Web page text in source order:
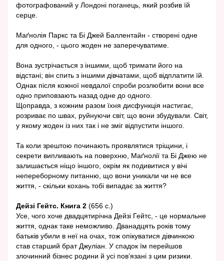
фотографований у Лондоні поганець, який розбив їй
серце.
Маґнолія Паркс та Бі Джей Баллентайн - створені одне
для одного, - цього жоден не заперечуватиме.
Вона зустрічається з іншими, щоб тримати його на
відстані; він спить з іншими дівчатами, щоб відплатити їй.
Однак після кожної невдалої спроби розлюбити вони все
одно приповзають назад одне до одного.
Щоправда, з кожним разом їхня дисфункція настигає,
розриває по швах, руйнуючи світ, що вони збудували. Світ,
у якому жоден із них так і не зміг відпустити іншого.
Та коли зрештою починають проявлятися тріщини, і
секрети випливають на поверхню, Маґнолії та Бі Джею не
залишається ніщо іншого, окрім як подивитися у вічі
непереборному питанню, що вони уникали чи не все
життя, - скільки кохань тобі випадає за життя?
Дейзі Гейтс. Книга 2 (656 с.)
Усе, чого хоче двадцятирічна Дейзі Гейтс, - це нормальне
життя, однак таке неможливо. Дванадцять років тому
батьків убили в неї на очах, тож опікуватися дівчинкою
став старший брат Джуліан. У спадок їм перейшов
злочинний бізнес родини й усі пов’язані з цим ризики.